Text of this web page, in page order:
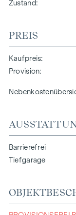
Zustand
PREIS
Kaufpreis
Provision
Barrierefrei
Tiefgarage